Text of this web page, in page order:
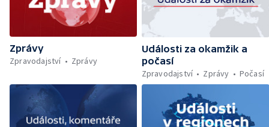
léčbu rakoviny prsu — Sev.en už nehodlá
darovat peníze ušetřené za rekultivaci —
Wales nepodpoří Infantina do vedení FIFA —
Rozkol turecké opozice — Dokončená
rekonstrukce křižovatky Mileta — Problémy
se zřizováním dětských skupin — První
člověk, který přeplaval Baltské moře —
Práce v zemědělství během vysokých
teplot — Tvůrčí přestávka Ariany Grande —
Přemnožení krokodýlů na Borneu — Český
Zprávy
Zpravodajství
Zprávy
Události za okamžik a
počasí
Zpravodajství
Zprávy Počasí